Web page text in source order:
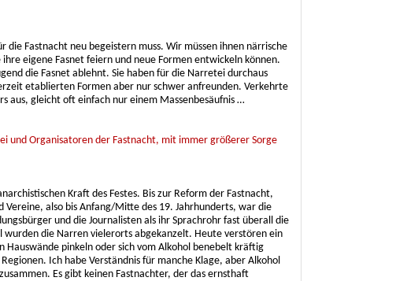
die Fastnacht neu begeistern muss. Wir müssen ihnen närrische
eigene Fasnet feiern und neue Formen entwickeln können.
die Fasnet ablehnt. Sie haben für die Narretei durchaus
etablierten Formen aber nur schwer anfreunden. Verkehrte
aus, gleicht oft einfach nur einem Massenbesäufnis …
und Organisatoren der Fastnacht, mit immer größerer Sorge
Kraft des Festes. Bis zur Reform der Fastnacht,
Vereine, also bis Anfang/Mitte des 19. Jahrhunderts, war die
und die Journalisten als ihr Sprachrohr fast überall die
wurden die Narren vielerorts abgekanzelt. Heute verstören ein
Hauswände pinkeln oder sich vom Alkohol benebelt kräftig
Ich habe Verständnis für manche Klage, aber Alkohol
Es gibt keinen Fastnachter, der das ernsthaft